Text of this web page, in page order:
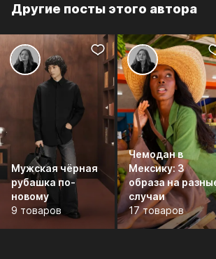
Другие посты этого автора
Мужская чёрная
рубашка по-
новому
9 товаров
Чемодан в
Мексику: 3
образа на
случаи
17 товаров